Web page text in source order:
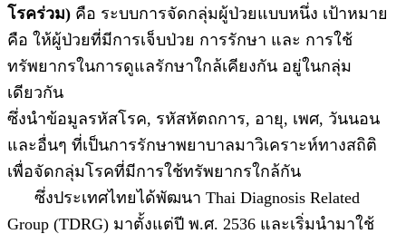
โรคร่วม) คือ ระบบการจัดกลุ่มผู้ป่วยแบบหนึ่ง เป้าหมาย
คือ ให้ผู้ป่วยที่มีการเจ็บป่วย การรักษา และ การใช้
ทรัพยากรในการดูแลรักษาใกล้เคียงกัน อยู่ในกลุ่ม
เดียวกัน
ซึ่งนำข้อมูลรหัสโรค, รหัสหัตถการ, อายุ, เพศ, วันนอน
และอื่นๆ ที่เป็นการรักษาพยาบาลมาวิเคราะห์ทางสถิติ
เพื่อจัดกลุ่มโรคที่มีการใช้ทรัพยากรใกล้กัน
ซึ่งประเทศไทยได้พัฒนา Thai Diagnosis Related
Group (TDRG) มาตั้งแต่ปี พ.ศ. 2536 และเริ่มนำมาใช้